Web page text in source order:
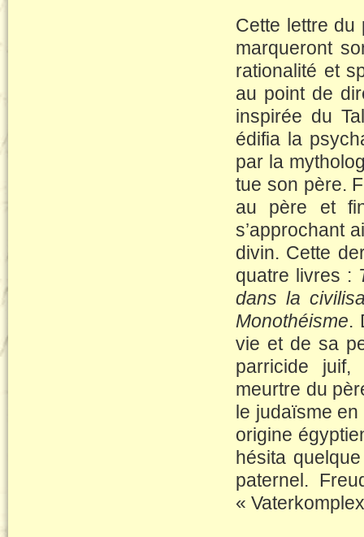
Cette lettre du
marqueront
rationalité et
au point de
inspirée du
édifia la
par la
tue son père.
au père et
s’approchant
divin. Cette
quatre livres :
dans la
Monothéisme.
vie et de sa
parricide
meurtre du
le judaïsme
origine
hésita
paternel.
«